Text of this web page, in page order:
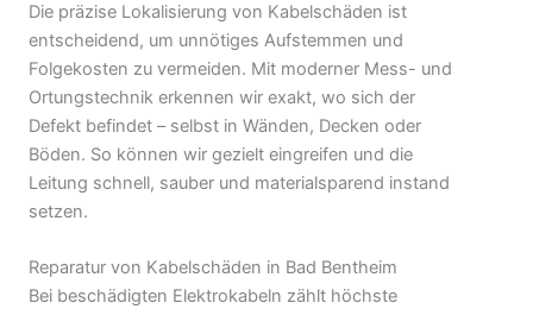
Die präzise Lokalisierung von Kabelschäden ist
entscheidend, um unnötiges Aufstemmen und
Folgekosten zu vermeiden. Mit moderner Mess- und
Ortungstechnik erkennen wir exakt, wo sich der
Defekt befindet – selbst in Wänden, Decken oder
Böden. So können wir gezielt eingreifen und die
Leitung schnell, sauber und materialsparend instand
setzen.
Reparatur von Kabelschäden in Bad Bentheim
Bei beschädigten Elektrokabeln zählt höchste